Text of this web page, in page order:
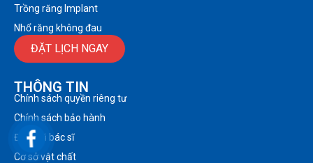
Trồng răng Implant
Nhổ răng không đau
ĐẶT LỊCH NGAY
THÔNG TIN
Chính sách quyền riêng tư
Chính sách bảo hành
Đội ngũ bác sĩ
Cơ sở vật chất